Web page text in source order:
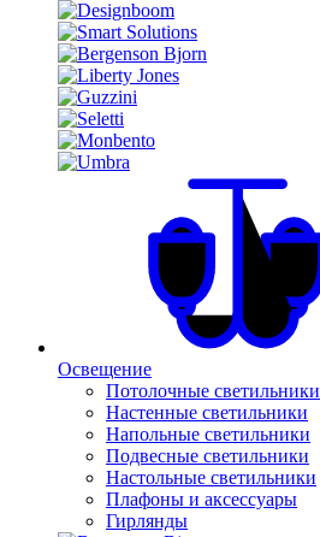
Освещение
Потолочные светильники
Настенные светильники
Напольные светильники
Подвесные светильники
Настольные светильники
Плафоны и аксессуары
Гирлянды